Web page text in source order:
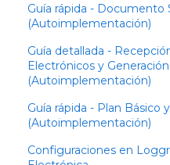
Guía rápida - Documento
(Autoimplementación)
Guía detallada -
Electrónicos y
(Autoimplementación)
Guía rápida - Plan Básico
(Autoimplementación)
Configuraciones en